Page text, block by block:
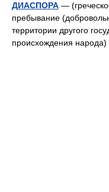
ДИАСПОРА —
пребывание
территории другого
происхождения